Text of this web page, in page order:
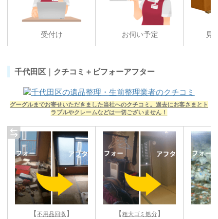
明朗会計
」作業料金のご説明及び見積書をご
提出します
「見積保証
」お見積より請求が高くなる事はご
見積に伴う
出張費 や申し込み後の
など
受付け お伺い予定 見
千代田区｜クチコミ＋ビフォーアフター
グーグルまでお寄せいただきました当社へのクチコミ。過去にお客さまとト
ラブルやクレームなどは一切ございません！
【不用品回収 】 【粗大ゴミ処分】